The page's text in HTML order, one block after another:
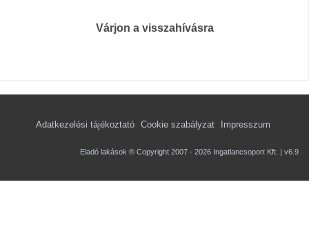
Várjon a visszahívásra
Adatkezelési tájékoztató Cookie szabályzat Impresszum
Eladó lakások ® Copyright 2007 - 2026 Ingatlancsoport Kft. | v6.9